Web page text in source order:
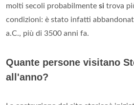
molti secoli probabilmente si trova
condizioni: è stato infatti
a.C., più di 3500 anni fa.
Quante persone visitano
all'anno?